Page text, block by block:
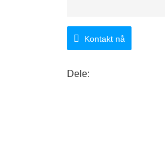
Kontakt nå
Dele: